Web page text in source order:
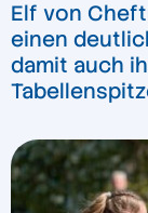
Elf von
einen
damit auch